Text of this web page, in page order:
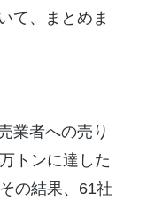
て、まとめま
業者への売り
トンに達した
の結果、61社